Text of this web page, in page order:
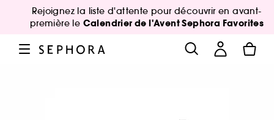
Rejoignez la liste d'attente pour découvrir en avant-
première le Calendrier de l'Avent Sephora Favorites